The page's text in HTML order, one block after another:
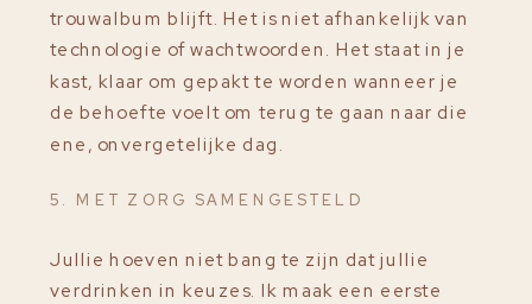
trouwalbum blijft. Het is niet afhankelijk van
technologie of wachtwoorden. Het staat in je
kast, klaar om gepakt te worden wanneer je
de behoefte voelt om terug te gaan naar die
ene, onvergetelijke dag.
5. MET ZORG SAMENGESTELD
Jullie hoeven niet bang te zijn dat jullie
verdrinken in keuzes. Ik maak een eerste